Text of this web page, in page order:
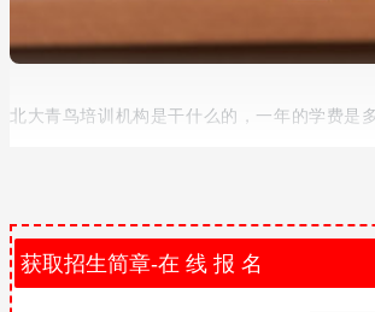
北大青鸟培训机构是干什么的，一年的学费是
北大青鸟aptech成立于1999年。依托北京大
发展，200余家授权培训中心遍布全国60多个
北大青鸟学校的收费标准